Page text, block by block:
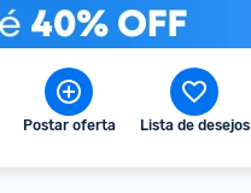
Postar oferta Lista de desejos